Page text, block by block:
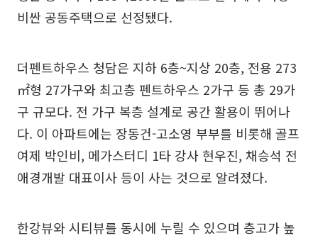
비싼 공동주택으로 선정됐다.
더펜트하우스 청담은 지하 6층~지상 20층, 전용 273
㎡형 27가구와 최고층 펜트하우스 2가구 등 총 29가
구 규모다. 전 가구 복층 설계로 공간 활용이 뛰어나
다. 이 아파트에는 장동건-고소영 부부를 비롯해 골프
여제 박인비, 메가스터디 1타 강사 현우진, 채승석 전
애경개발 대표이사 등이 사는 것으로 알려졌다.
한강뷰와 시티뷰를 동시에 누릴 수 있으며 층고가 높